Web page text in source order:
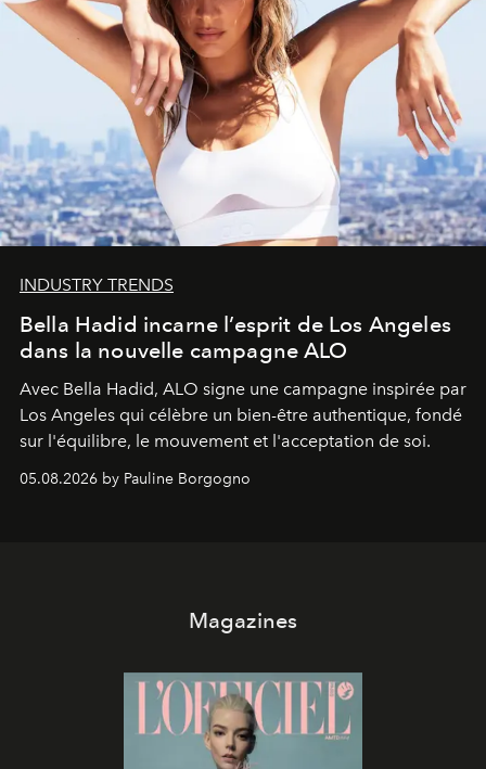
INDUSTRY TRENDS
Bella Hadid incarne l’esprit de Los Angeles
dans la nouvelle campagne ALO
Avec Bella Hadid, ALO signe une campagne inspirée par
Los Angeles qui célèbre un bien-être authentique, fondé
sur l'équilibre, le mouvement et l'acceptation de soi.
05.08.2026 by Pauline Borgogno
Magazines